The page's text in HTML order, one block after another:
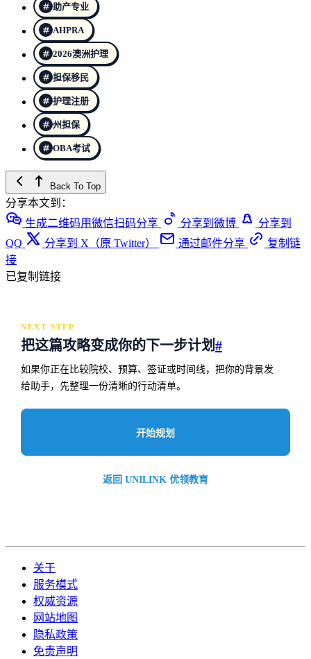
助产专业
AHPRA
2026澳洲护理
担保移民
护理注册
州担保
OBA考试
Back To Top
分享本文到：
生成二维码用微信扫码分享
分享到微博
分享到
QQ
分享到 X（原 Twitter） 通过邮件分享
复制链
接
已复制链接
NEXT STEP
把这篇攻略变成你的下一步计划#
如果你正在比较院校、预算、签证或时间线，把你的背景发
给助手，先整理一份清晰的行动清单。
开始规划
返回 UNILINK 优领教育
关于
服务模式
权威资源
网站地图
隐私政策
免责声明